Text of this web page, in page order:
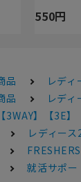
550円
品 レデ
品 レデ
】【3E】
レディー
就活サポー